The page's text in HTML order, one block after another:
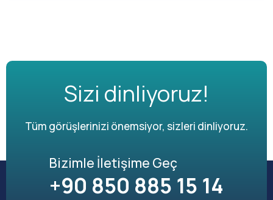
Sizi dinliyoruz!
Tüm görüşlerinizi önemsiyor, sizleri dinliyoruz.
Bizimle İletişime Geç
+90 850 885 15 14